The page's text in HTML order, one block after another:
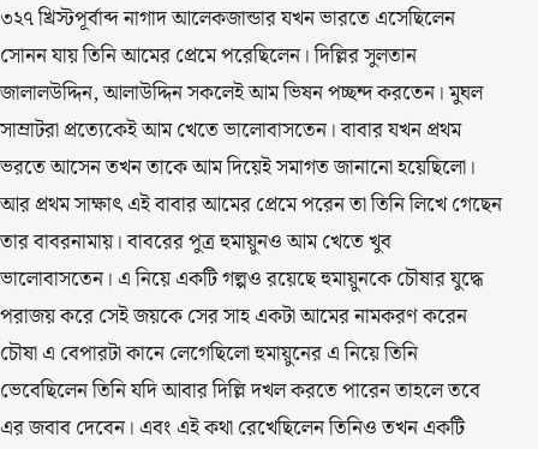
৩২৭ খ্রিস্টপূর্বাব্দ নাগাদ আলেকজান্ডার যখন ভারতে এসেছিলেন
সোনন যায় তিনি আমের প্রেমে পরেছিলেন। দিল্লির সুলতান
জালালউদ্দিন, আলাউদ্দিন সকলেই আম ভিষন পচ্ছন্দ করতেন। মুঘল
সাম্রাটরা প্রত্যেকেই আম খেতে ভালোবাসতেন। বাবার যখন প্রথম
ভরতে আসেন তখন তাকে আম দিয়েই সমাগত জানানো হয়েছিলো।
আর প্রথম সাক্ষাৎ এই বাবার আমের প্রেমে পরেন তা তিনি লিখে গেছেন
তার বাবরনামায়। বাবরের পুত্র হুমায়ুনও আম খেতে খুব
ভালোবাসতেন। এ নিয়ে একটি গল্পও রয়েছে হুমায়ুনকে চৌষার যুদ্ধে
পরাজয় করে সেই জয়কে সের সাহ একটা আমের নামকরণ করেন
চৌষা এ বেপারটা কানে লেগেছিলো হুমায়ুনের এ নিয়ে তিনি
ভেবেছিলেন তিনি যদি আবার দিল্লি দখল করতে পারেন তাহলে তবে
এর জবাব দেবেন। এবং এই কথা রেখেছিলেন তিনিও তখন একটি